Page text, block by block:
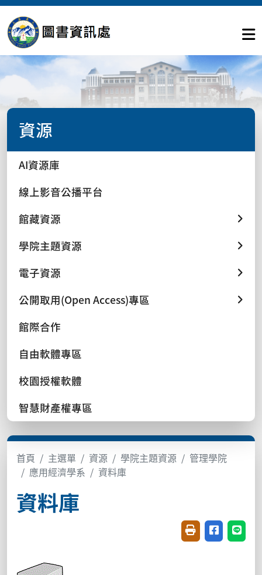
資源
AI資源庫
線上影音公播平台
館藏資源
學院主題資源
電子資源
公開取用(Open Access)專區
館際合作
自由軟體專區
校園授權軟體
智慧財產權專區
首頁 主選單 資源 學院主題資源
管理學院
應用經濟學系
資料庫
資料庫
友善列印(開新視
分享至臉書
分享